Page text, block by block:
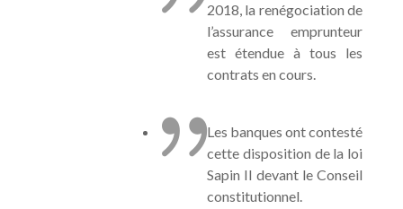
2018, la renégociation de
l’assurance emprunteur
est étendue à tous les
contrats en cours.
Les banques ont contesté
cette disposition de la loi
Sapin II devant le Conseil
constitutionnel.